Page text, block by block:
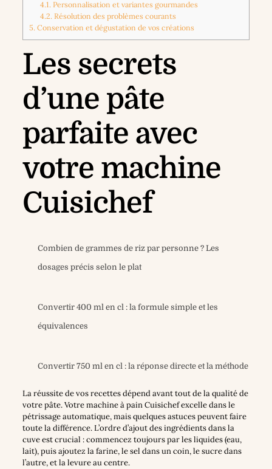
4.1. Personnalisation et variantes gourmandes
4.2. Résolution des problèmes courants
5.Conservation et dégustation de vos créations
Les secrets
d’une pâte
parfaite avec
votre machine
Cuisichef
Combien de grammes de riz par personne ? Les
dosages précis selon le plat
Convertir 400 ml en cl : la formule simple et les
équivalences
Convertir 750 ml en cl : la réponse directe et la méthode
La réussite de vos recettes dépend avant tout de la qualité de
votre pâte. Votre machine à pain Cuisichef excelle dans le
pétrissage automatique, mais quelques astuces peuvent faire
toute la différence. L’ordre d’ajout des ingrédients dans la
cuve est crucial : commencez toujours par les liquides (eau,
lait), puis ajoutez la farine, le sel dans un coin, le sucre dans
l’autre, et la levure au centre.